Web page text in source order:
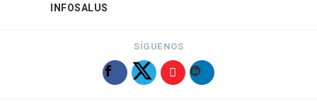
INFOSALUS
SÍGUENOS